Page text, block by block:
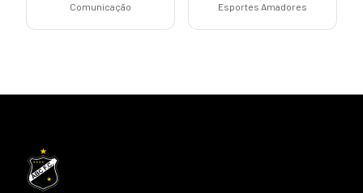
Comunicação
Esportes Amadores